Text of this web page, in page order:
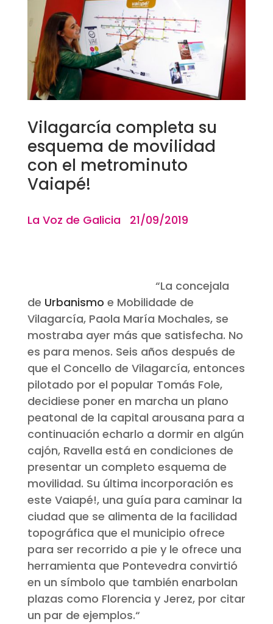
Vilagarcía completa su
esquema de movilidad
con el metrominuto
Vaiapé!
La Voz de Galicia 21/09/2019
“La concejala
de Urbanismo e Mobilidade de
Vilagarcía, Paola María Mochales, se
mostraba ayer más que satisfecha. No
es para menos. Seis años después de
que el Concello de Vilagarcía, entonces
pilotado por el popular Tomás Fole,
decidiese poner en marcha un plano
peatonal de la capital arousana para a
continuación echarlo a dormir en algún
cajón, Ravella está en condiciones de
presentar un completo esquema de
movilidad. Su última incorporación es
este Vaiapé!, una guía para caminar la
ciudad que se alimenta de la facilidad
topográfica que el municipio ofrece
para ser recorrido a pie y le ofrece una
herramienta que Pontevedra convirtió
en un símbolo que también enarbolan
plazas como Florencia y Jerez, por citar
un par de ejemplos.“